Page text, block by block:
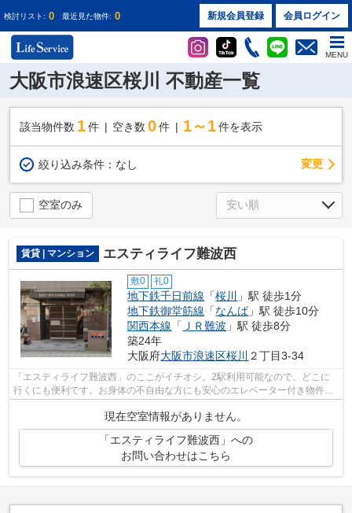
検討リスト: 0 最近見た物件: 0 新規会員登録 会員ログイン
MENU
大阪市浪速区桜川 不動産一覧
該当物件数 1件 空き数 0 件 1～1 件を表示
絞り込み条件： なし 変更
空室のみ
賃貸 | マンション エスティライフ難波西
敷0 礼0
地下鉄千日前線 「桜川
」駅 徒歩1分
地下鉄御堂筋線 「なんば」駅 徒歩10分
関西本線 「 ＪＲ難波 」駅 徒歩8分
築24年
大阪府大阪市浪速区桜川 ２丁目3-34
「エスティライフ難波西」のここがイチオシ。2駅利用可能なので、どこに
行くにも便利です。お身体の不自由な方にも安心のエレベーター付き物件と
現在空室情報がありません。
「エスティライフ難波西」への
お問い合わせはこちら